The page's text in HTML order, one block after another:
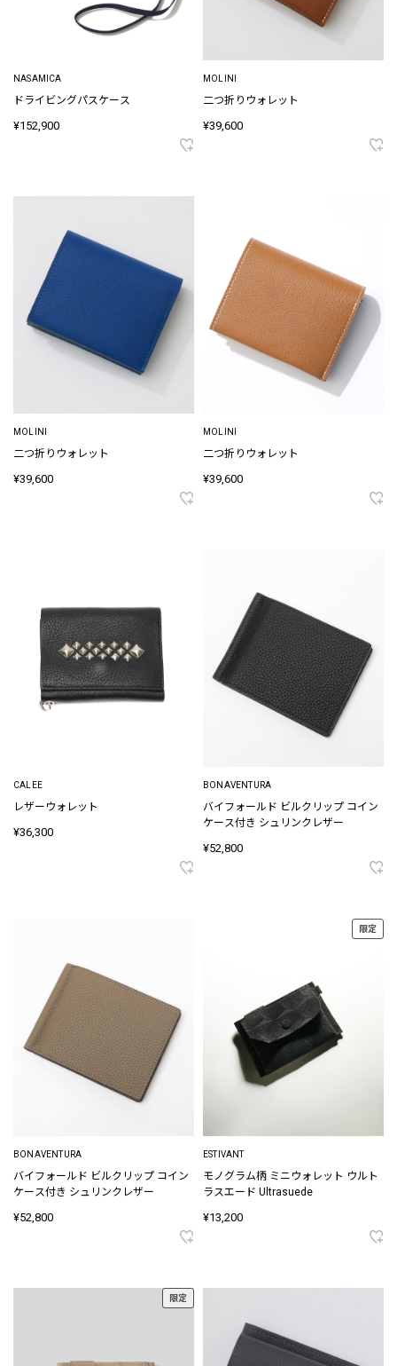
NASAMICA
ドライビングパスケース
¥152,900
MOLINI
二つ折りウォレット
¥39,600
MOLINI
二つ折りウォレット
¥39,600
MOLINI
二つ折りウォレット
¥39,600
CALEE
レザーウォレット
¥36,300
BONAVENTURA
バイフォールド ビルクリップ コイン
ケース付き シュリンクレザー
¥52,800
BONAVENTURA
バイフォールド ビルクリップ コイン
ケース付き シュリンクレザー
¥52,800
限定
ESTIVANT
モノグラム柄 ミニウォレット ウルト
ラスエード Ultrasuede
¥13,200
限定